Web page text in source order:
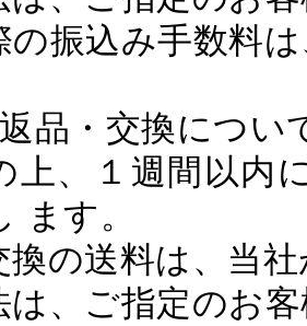
の振込み手数料
品・交換につい
上、１週間以
ます。
換の送料は、当
は、ご指定のお